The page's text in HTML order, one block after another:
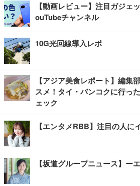
【動画レビュー】注目ガジェ
ouTubeチャンネル
10G光回線導入レポ
【アジア美食レポート】編集
スメ！タイ・バンコクに行っ
ェック
【エンタメRBB】注目の人に
【坂道グループニュース】ー